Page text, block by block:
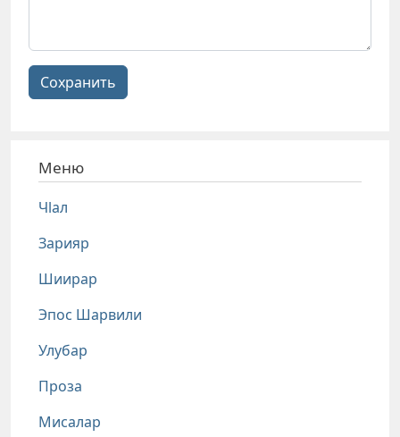
Сохранить
Меню
Чlал
Зарияр
Шиирар
Эпос Шарвили
Улубар
Проза
Мисалар